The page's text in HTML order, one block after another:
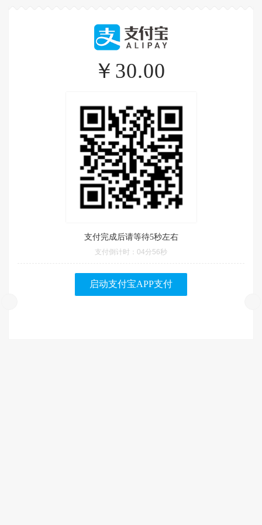
￥30.00
支付完成后请等待5秒左右
支付倒计时： 04分56秒
启动支付宝APP支付